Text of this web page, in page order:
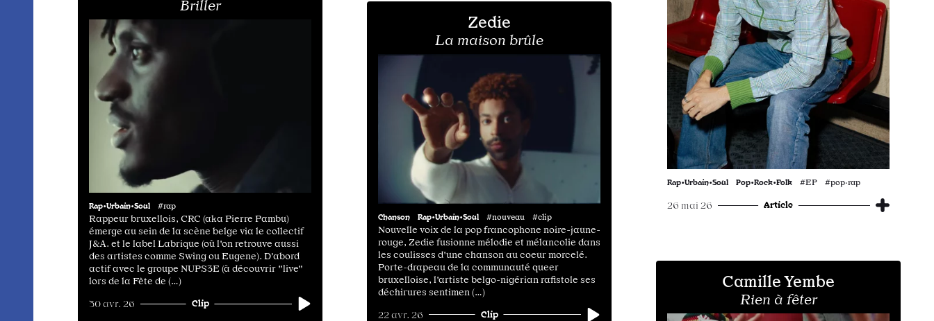
Rap•Urbain•Soul Pop•Rock•Folk #EP #pop·rap
26 mai 26 Article
Briller
Rap•Urbain•Soul #rap
Rappeur bruxellois, CRC (aka Pierre Pambu)
émerge au sein de la scène belge via le collectif
J&A. et le label Labrique (où l'on retrouve aussi
des artistes comme Swing ou Eugene). D’abord
actif avec le groupe NUPS3E (à découvrir "live"
lors de la Fête de (…)
30 avr. 26 Clip
Zedie
La maison brûle
Chanson Rap•Urbain•Soul #nouveau #clip
Nouvelle voix de la pop francophone noire-jaune-
rouge, Zedie fusionne mélodie et mélancolie dans
les coulisses d'une chanson au coeur morcelé.
Porte-drapeau de la communauté queer
bruxelloise, l'artiste belgo-nigérian rafistole ses
déchirures sentimen (…)
22 avr. 26 Clip
Camille Yembe
Rien à fêter